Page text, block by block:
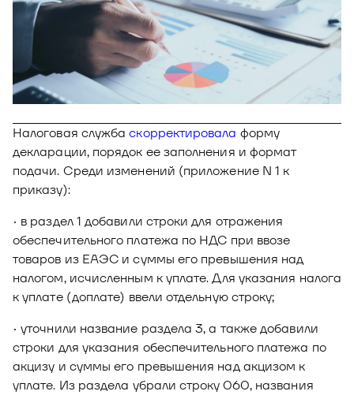
Новости
Блог
Видео и аудио
Документы
Юнион - решение для автоматизации
рекрутмента
О решении
Калькулятор выгоды
Новости и публикации
Документы
Оазис - платформа для автоматизации
управления рисками
Налоговая службаскорректировала форму
декларации, порядок ее заполнения и формат
подачи. Среди изменений (приложение N 1 к
приказу):
• в раздел 1 добавили строки для отражения
обеспечительного платежа по НДС при ввозе
товаров из ЕАЭС и суммы его превышения над
налогом, исчисленным к уплате. Для указания налога
к уплате (доплате) ввели отдельную строку;
• уточнили название раздела 3, а также добавили
строки для указания обеспечительного платежа по
акцизу и суммы его превышения над акцизом к
уплате. Из раздела убрали строку 060, названия